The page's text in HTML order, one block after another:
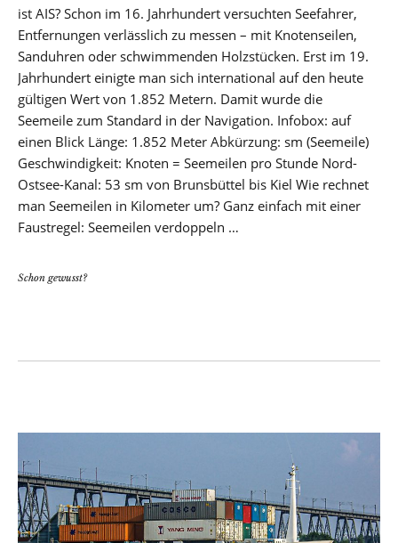
ist AIS? Schon im 16. Jahrhundert versuchten Seefahrer,
Entfernungen verlässlich zu messen – mit Knotenseilen,
Sanduhren oder schwimmenden Holzstücken. Erst im 19.
Jahrhundert einigte man sich international auf den heute
gültigen Wert von 1.852 Metern. Damit wurde die
Seemeile zum Standard in der Navigation. Infobox: auf
einen Blick Länge: 1.852 Meter Abkürzung: sm (Seemeile)
Geschwindigkeit: Knoten = Seemeilen pro Stunde Nord-
Ostsee-Kanal: 53 sm von Brunsbüttel bis Kiel Wie rechnet
man Seemeilen in Kilometer um? Ganz einfach mit einer
Faustregel: Seemeilen verdoppeln …
Schon gewusst?